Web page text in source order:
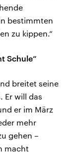
bestimmten
zu kippen.“
Schule“
breitet seine
Er will das
er im März
mehr
gehen –
macht